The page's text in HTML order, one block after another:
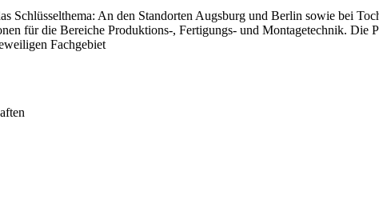
Schlüsselthema: An den Standorten Augsburg und Berlin sowie bei
für die Bereiche Produktions-, Fertigungs- und Montagetechnik.
Fachgebiet